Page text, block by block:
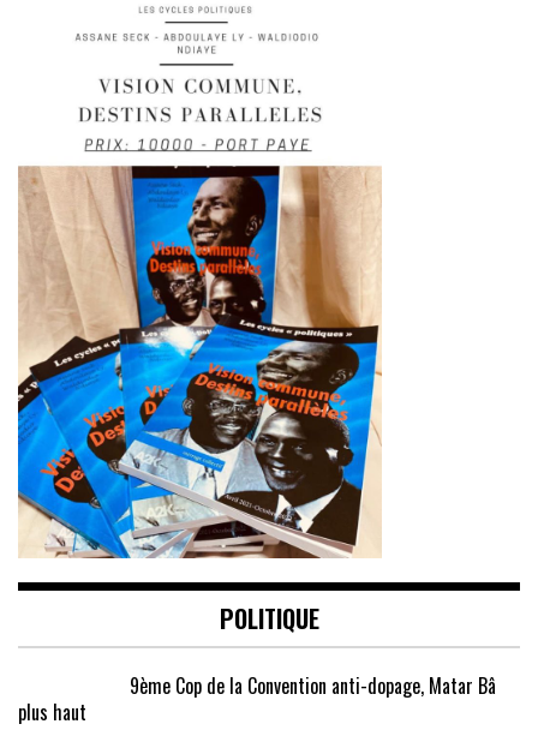
POLITIQUE
9ème Cop de la Convention anti-dopage, Matar Bâ
plus haut